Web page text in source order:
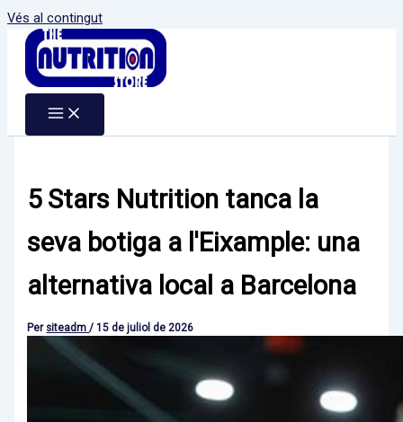
Vés al contingut
5 Stars Nutrition tanca la
seva botiga a l'Eixample: una
alternativa local a Barcelona
Per siteadm/15 de juliol de 2026